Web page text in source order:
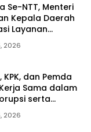
Se-NTT, Menteri
Kepala Daerah
Layanan
2026
KPK, dan Pemda
Sama dalam
serta
2026